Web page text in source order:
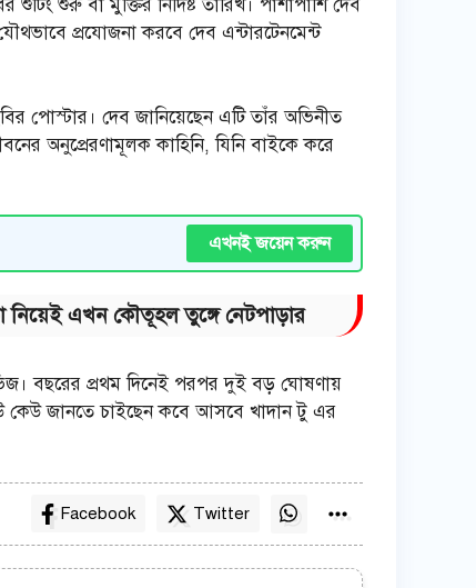
শুরু বা মুক্তির নির্দিষ্ট তারিখ। পাশাপাশি দেব
প্রযোজনা করবে দেব এন্টারটেনমেন্ট
পোস্টার। দেব জানিয়েছেন এটি তাঁর অভিনীত
অনুপ্রেরণামূলক কাহিনি, যিনি বাইকে করে
এখনই জয়েন করুন
নিয়েই এখন কৌতূহল তুঙ্গে নেটপাড়ার
বছরের প্রথম দিনেই পরপর দুই বড় ঘোষণায়
কেউ জানতে চাইছেন কবে আসবে খাদান টু এর
Facebook Twitter